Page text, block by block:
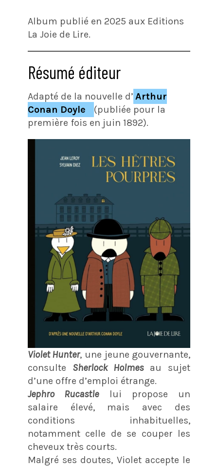
Album publié en 2025 aux Editions
La Joie de Lire.
Résumé éditeur
Adapté de la nouvelle d’ Arthur
Conan Doyle
(publiée pour la
première fois en juin 1892).
Violet Hunter, une jeune gouvernante,
consulte Sherlock Holmesau sujet
d’une offre d’emploi étrange.
Jephro Rucastlelui propose un
salaire élevé, mais avec des
conditions inhabituelles,
notamment celle de se couper les
cheveux très courts.
Malgré ses doutes, Violet accepte le